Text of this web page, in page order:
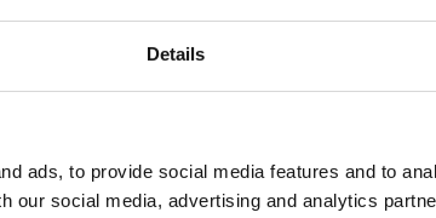
Details
ads, to provide social media features and to
our social media, advertising and analytics